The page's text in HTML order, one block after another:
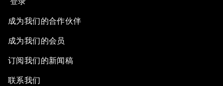
成为我们的合作伙伴
成为我们的会员
订阅我们的新闻稿
联系我们